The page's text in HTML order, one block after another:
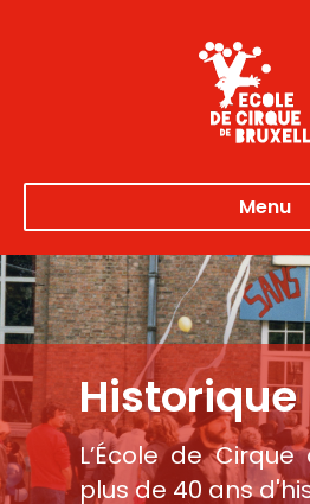
Menu
Historique
L’École de
plus de 40 ans